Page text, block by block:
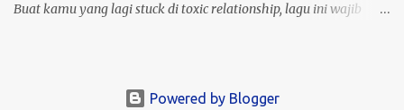
Buat kamu yang lagi stuck di toxic relationship, lagu ini wajib
sebagai unreleased track di panggung Head In The Clouds 2025 .
Powered by Blogger